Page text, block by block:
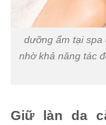
dưỡng ẩm tại spa
nhờ khả năng tác
Giữ làn da